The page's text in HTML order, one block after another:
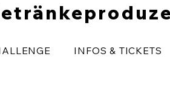
INFOS & TICKETS